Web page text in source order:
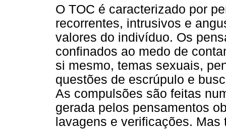
O TOC é caracterizado por
recorrentes, intrusivos e
valores do indivíduo. Os
confinados ao medo de
si mesmo, temas sexuais,
questões de escrúpulo e
As compulsões são feitas
gerada pelos pensamentos
lavagens e verificações.